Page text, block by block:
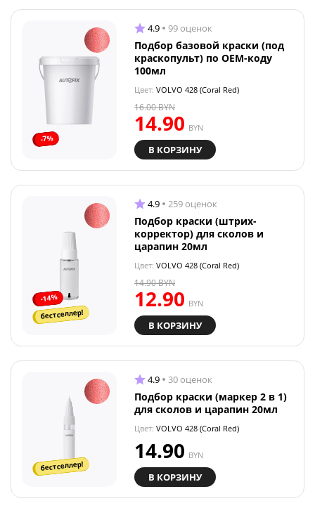
-7%
4.9 99 оценок
Подбор базовой краски (под
краскопульт) по OEM-коду
100мл
Цвет: VOLVO 428 (Coral Red)
14.90 BYN
16.00BYN
В КОРЗИНУ
-14%
бестселлер!
4.9 259 оценок
Подбор краски (штрих-
корректор) для сколов и
царапин 20мл
Цвет: VOLVO 428 (Coral Red)
12.90 BYN
14.90BYN
В КОРЗИНУ
бестселлер!
4.9 30 оценок
Подбор краски (маркер 2 в 1)
для сколов и царапин 20мл
Цвет: VOLVO 428 (Coral Red)
14.90 BYN
В КОРЗИНУ